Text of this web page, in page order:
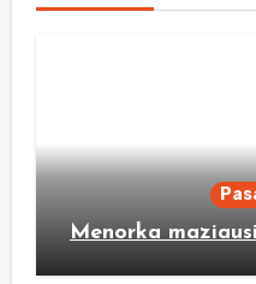
Menorka